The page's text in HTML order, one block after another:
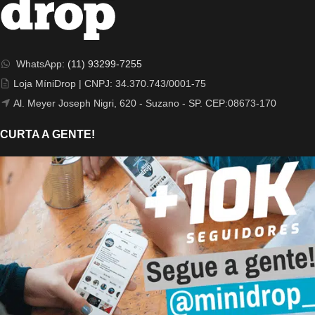
WhatsApp: (11) 93299-7255
Loja MíniDrop | CNPJ: 34.370.743/0001-75
Al. Meyer Joseph Nigri, 620 - Suzano - SP. CEP:08673-170
CURTA A GENTE!